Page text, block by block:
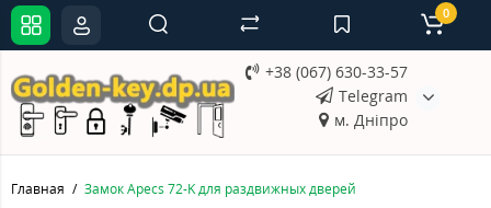
+38 (067) 630-33-57
Telegram
м. Дніпро
0
Главная Замок Apecs 72-K для раздвижных дверей